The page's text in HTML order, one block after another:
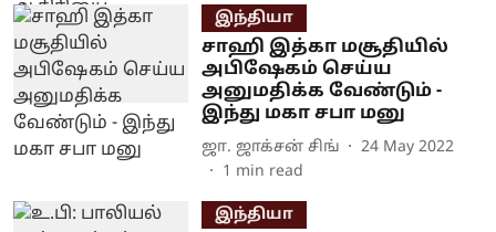
இந்தியா
சாஹி இத்கா மசூதியில்
அபிஷேகம் செய்ய
அனுமதிக்க வேண்டும் -
இந்து மகா சபா மனு
ஜா. ஜாக்சன் சிங்
24 May 2022
1 min read
இந்தியா